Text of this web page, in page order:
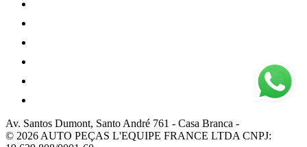
Av. Santos Dumont, Santo André 761 - Casa Branca -
© 2026 AUTO PEÇAS L'EQUIPE FRANCE LTDA CNPJ: